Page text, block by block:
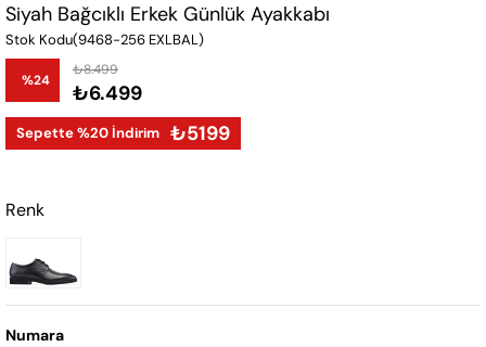
Siyah Bağcıklı Erkek Günlük Ayakkabı
Stok Kodu(9468-256 EXLBAL)
%24
İndirim
₺8.499
₺6.499
Sepette %20 İndirim ₺5199
Renk
Numara